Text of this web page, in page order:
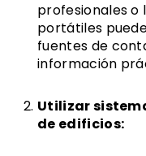
profesionales o
portátiles
fuentes de
información
Utilizar
de edificios: